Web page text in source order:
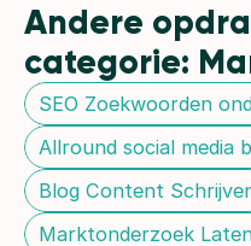
Andere
categorie:
SEO Zoekwoorden
Allround social media
Blog Content
Marktonderzoek